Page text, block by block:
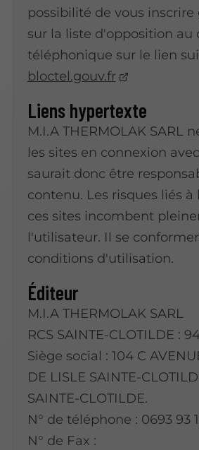
possibilité de vous
sur la liste d'opposition au
téléphonique sur le lien
bloctel.gouv.fr
Liens hypertexte
M.I.A THERMOLAK SARL
les sites en connexion
saurait donc être
contenu. Les risques liés
ces sites incombent
l'utilisateur. Il se
conditions d'utilisation.
Éditeur
M.I.A THERMOLAK SARL
RCS SAINTE-CLOTILDE :
Siège social : 104 C
DE LISLE SAINTE-
SAINTE-CLOTILDE.
N° de téléphone : 0693 93
N° de Fax :